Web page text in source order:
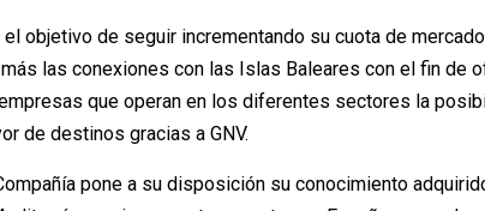
el objetivo de seguir incrementando su cuota de
más las conexiones con las Islas Baleares con el fin de
que operan en los diferentes sectores la
de destinos gracias a GNV.
pone a su disposición su conocimiento